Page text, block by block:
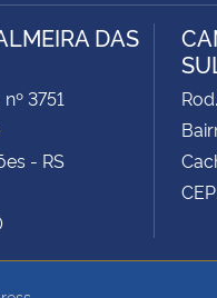
DAS
3751
- RS
SUL